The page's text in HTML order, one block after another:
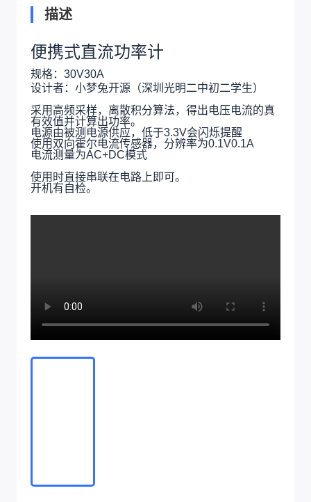
描述
便携式直流功率计
规格：30V30A
设计者：小梦兔开源（深圳光明二中初二学生）
采用高频采样，离散积分算法，得出电压电流的真
有效值并计算出功率。
电源由被测电源供应，低于3.3V会闪烁提醒
使用双向霍尔电流传感器，分辨率为0.1V0.1A
电流测量为AC+DC模式
使用时直接串联在电路上即可。
开机有自检。